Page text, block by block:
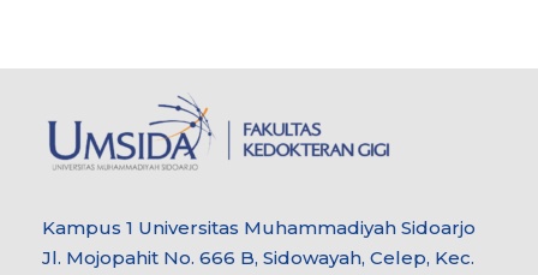
Kampus 1 Universitas Muhammadiyah Sidoarjo
Jl. Mojopahit No. 666 B, Sidowayah, Celep, Kec.